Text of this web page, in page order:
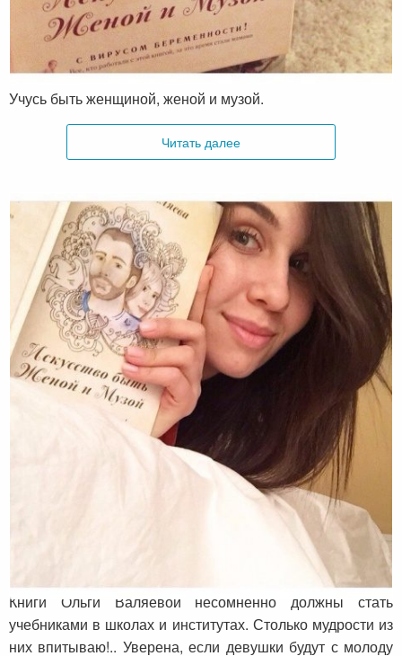
Отзыв о книге от Людмилы Тетушкиной
Чую, что эта книга станет моим главным учебником.
Учусь быть женщиной, женой и музой.
Читать далее
Отзыв о книгах от Ирины Клейман
Книги Ольги Валяевой несомненно должны стать
учебниками в школах и институтах. Столько мудрости из
них впитываю!.. Уверена, если девушки будут с молоду